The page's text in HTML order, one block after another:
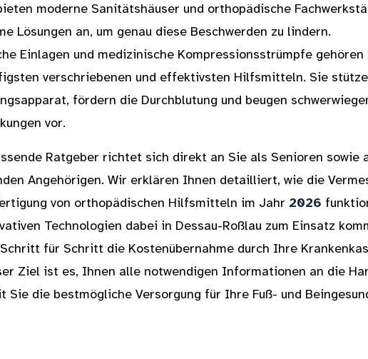
moderne Sanitätshäuser und orthopädische
Lösungen an, um genau diese Beschwerden zu lindern.
Einlagen und medizinische Kompressionsstrümpfe gehören
verschriebenen und effektivsten Hilfsmitteln. Sie
fördern die Durchblutung und beugen
vor.
Ratgeber richtet sich direkt an Sie als Senioren sowie
Angehörigen. Wir erklären Ihnen detailliert, wie die
von orthopädischen Hilfsmitteln im Jahr 2026
Technologien dabei in Dessau-Roßlau zum Einsatz
für Schritt die Kostenübernahme durch Ihre
Ziel ist es, Ihnen alle notwendigen Informationen an die
Sie die bestmögliche Versorgung für Ihre Fuß- und